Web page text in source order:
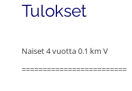
Tulokset
Naiset 4 vuotta 0.1 km V
=========================